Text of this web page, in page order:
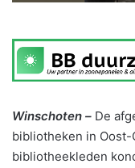
Winschoten – De
bibliotheken in
bibliotheekleden